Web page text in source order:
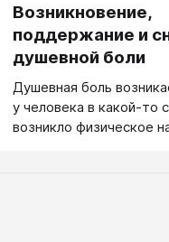
Возникновение,
поддержание и
душевной боли
Душевная боль
у человека в какой-то
возникло физическое